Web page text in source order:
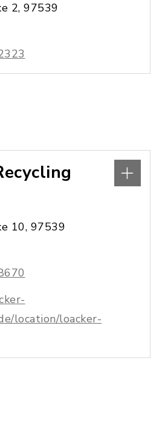
2, 97539
10, 97539
location/loacker-